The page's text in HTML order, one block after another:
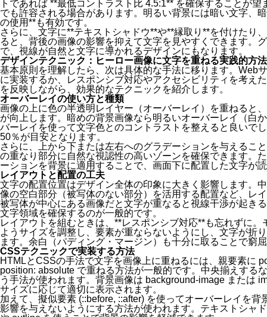
トであれば **最低コントラスト比 4.5:1** を確保することが
でも許容される場合があります。明るい背景には暗い文字、
の使用**も有効です。
さらに、文字に**テキストシャドウ**や**縁取り**を付けたり
ると、背後の画像の影響を抑えて文字を見やすくできます。
で、視線が自然と文字に導かれるデザインにもなります。
デザインテクニック：ヒーロー画像に文字を重ねる実践的方法
基本原則を理解したら、次は具体的な手法に移ります。Web
に実装するか、レスポンシブ対応やアクセシビリティを考え
を反映しながら、効果的なテクニックを紹介します。
オーバーレイの使い方と種類
画像の上に色の半透明レイヤー（オーバーレイ）を重ねると
が向上します。暗めの背景画像なら明るいオーバーレイ（白
バーレイを使って文字色とのコントラストを整えると良いで
50％が目安となります。
さらに、上から下または左右へのグラデーションを与えるこ
の重なり部分に自然な視認性の高いゾーンを確保できます。
ーションを背景に適用することで、画面下に配置した文字が
レイアウトと配置の工夫
文字の配置位置はデザイン全体の印象に大きく影響します。
像の空白部分（被写体のない部分）を活用する配置など、レ
被写体が中心にある画像だと文字が重なると視線干渉が起き
文字領域を確保するのが一般的です。
レイアウトを組むときは、**レスポンシブ対応**も忘れずに
ようサイズを調整し、要素が重ならないようにし、文字が折
ます。余白（パディング・マージン）も十分に取ることで窮
CSSテクニックで実装する方法
HTMLとCSSの手法で文字を画像上に重ねるには、親要素に
position: absolute で重ねる方法が一般的です。中央揃えする
う手法が使われます。背景画像は background-image または
サイズに応じて適切に表示されます。
加えて、擬似要素 (::before, ::after) を使ってオーバーレイを
影響を与えないようにする方法が使われます。テキストシャ